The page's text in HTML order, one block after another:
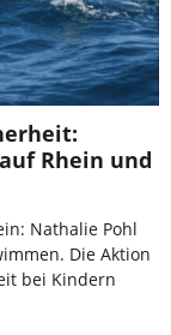
Rhein und
Nathalie Pohl
Die Aktion
bei Kindern